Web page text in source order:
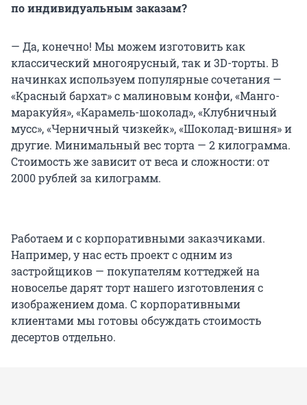
по индивидуальным заказам?
— Да, конечно! Мы можем изготовить как
классический многоярусный, так и 3D-торты. В
начинках используем популярные сочетания —
«Красный бархат» с малиновым конфи, «Манго-
маракуйя», «Карамель-шоколад», «Клубничный
мусс», «Черничный чизкейк», «Шоколад-вишня» и
другие. Минимальный вес торта — 2 килограмма.
Стоимость же зависит от веса и сложности: от
2000 рублей за килограмм.
Работаем и с корпоративными заказчиками.
Например, у нас есть проект с одним из
застройщиков — покупателям коттеджей на
новоселье дарят торт нашего изготовления с
изображением дома. С корпоративными
клиентами мы готовы обсуждать стоимость
десертов отдельно.